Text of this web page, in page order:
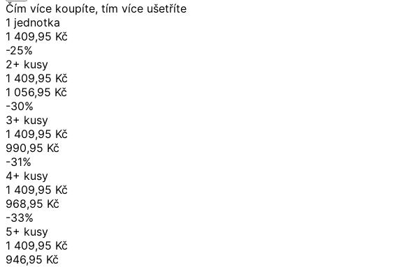
Čím více koupíte, tím více ušetříte
1 jednotka
1 409,95 Kč
-25%
2+ kusy
1 409,95 Kč
1 056,95 Kč
-30%
3+ kusy
1 409,95 Kč
990,95 Kč
-31%
4+ kusy
1 409,95 Kč
968,95 Kč
-33%
5+ kusy
1 409,95 Kč
946,95 Kč